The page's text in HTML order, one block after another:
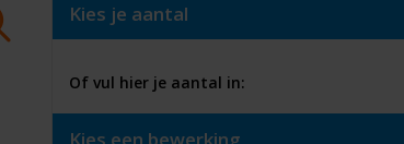
Kies je aantal
Of vul hier je aantal in: